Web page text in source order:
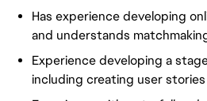
Has experience developing
and understands
Experience developing a
including creating user